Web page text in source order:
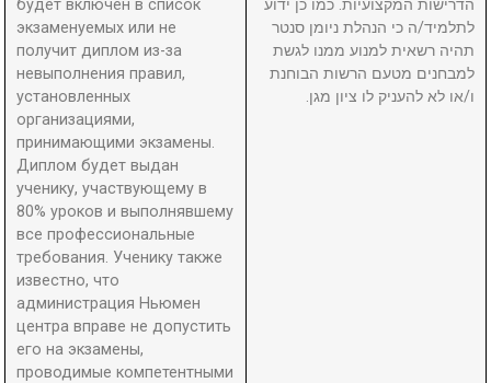
будет включен в список
экзаменуемых или не
получит диплом из-за
невыполнения правил,
установленных
организациями,
принимающими экзамены.
Диплом будет выдан
ученику, участвующему в
80% уроков и выполнявшему
все профессиональные
требования. Ученику также
известно, что
администрация Ньюмен
центра вправе не допустить
его на экзамены,
проводимые компетентными
הדרישות המקצועיות. כמו כן ידוע
לתלמיד/ה כי הנהלת ניומן סנטר
תהיה רשאית למנוע ממנו לגשת
למבחנים מטעם הרשות הבוחנת
ו/או לא להעניק לו ציון מגן.